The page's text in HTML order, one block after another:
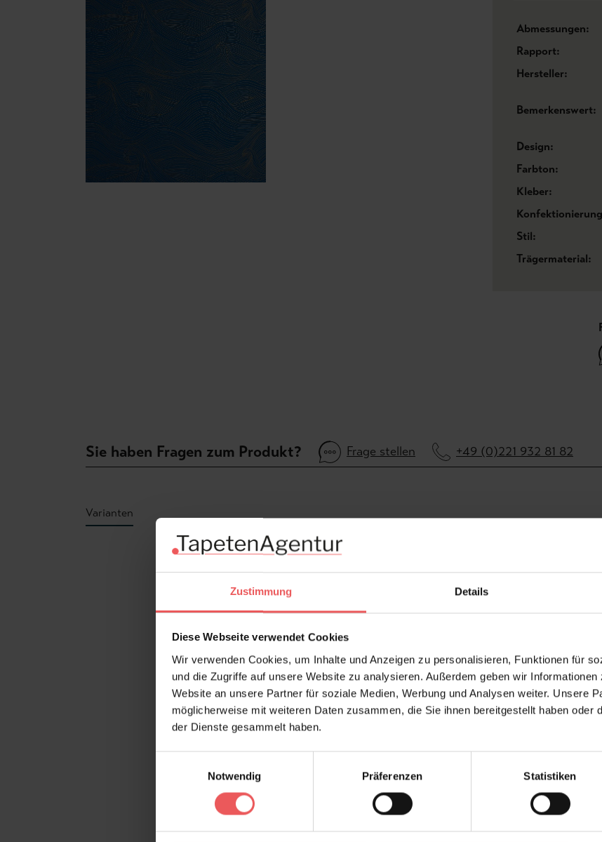
Zustimmung Details
Diese Webseite verwendet Cookies
Wir verwenden Cookies, um Inhalte und Anzeigen zu personalisieren, Funktionen für
und die Zugriffe auf unsere Website zu analysieren. Außerdem geben wir
Website an unsere Partner für soziale Medien, Werbung und Analysen weiter. Unsere
möglicherweise mit weiteren Daten zusammen, die Sie ihnen bereitgestellt haben oder
der Dienste gesammelt haben.
Notwendig
Präferenzen Statistiken
Abmessungen:
Rapport:
Hersteller:
Bemerkenswert:
Design:
Farbton:
Kleber:
Stil:
Trägermaterial:
Sie haben Fragen zum Produkt? Frage stellen +49 (0)221 932 81 82
Varianten
Produktgalerie überspringen